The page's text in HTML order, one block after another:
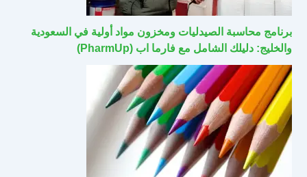
برنامج محاسبة الصيدليات ومخزون مواد أولية في السعودية
والخليج: دليلك الشامل مع فارما اب (PharmUp)